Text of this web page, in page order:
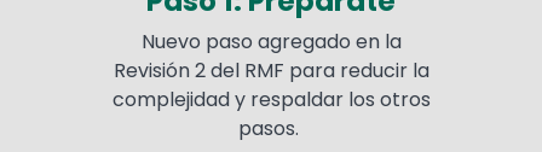
Nuevo paso agregado en la
Revisión 2 del RMF para reducir la
complejidad y respaldar los otros
pasos.